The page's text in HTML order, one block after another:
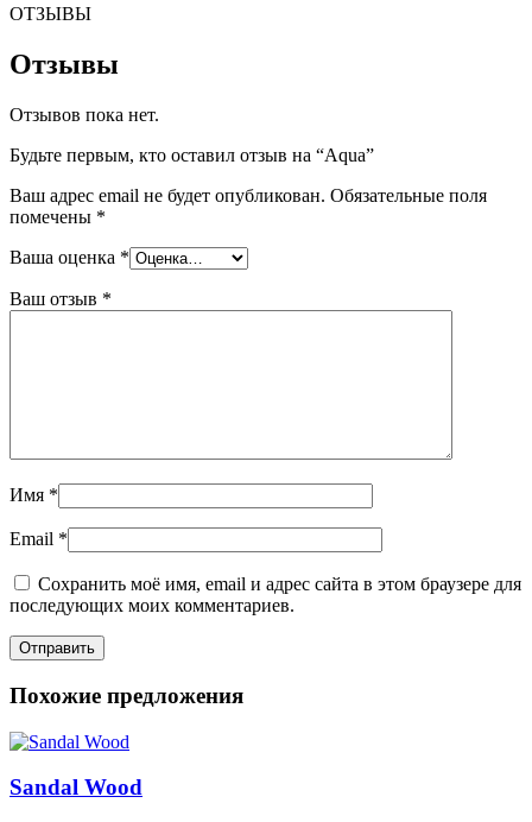
ОТЗЫВЫ
Отзывы
Отзывов пока нет.
Будьте первым, кто оставил отзыв на “Aqua”
Ваш адрес email не будет опубликован. Обязательные поля
помечены *
Ваша оценка *
Ваш отзыв *
Имя *
Email *
Сохранить моё имя, email и адрес сайта в этом браузере для
последующих моих комментариев.
Похожие предложения
Sandal Wood